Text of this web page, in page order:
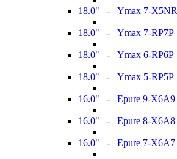
18.0" - Ymax 7-X5NR
18.0" - Ymax 7-RP7P
18.0" - Ymax 6-RP6P
18.0" - Ymax 5-RP5P
16.0" - Epure 9-X6A9
16.0" - Epure 8-X6A8
16.0" - Epure 7-X6A7